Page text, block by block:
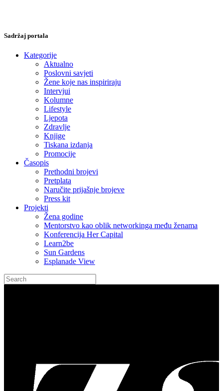
Sadržaj portala
Kategorije
Aktualno
Poslovni savjeti
Žene koje nas inspiriraju
Intervjui
Kolumne
Lifestyle
Ljepota
Zdravlje
Knjige
Tiskana izdanja
Promocije
Časopis
Prethodni brojevi
Pretplata
Naručite prijašnje brojeve
Press kit
Projekti
Žena godine
Mentorstvo kao oblik networkinga među ženama
Konferencija Her Capital
Learn2be
Sun Gardens
Esplanade View